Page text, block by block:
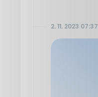
2. 11. 2023 07:37